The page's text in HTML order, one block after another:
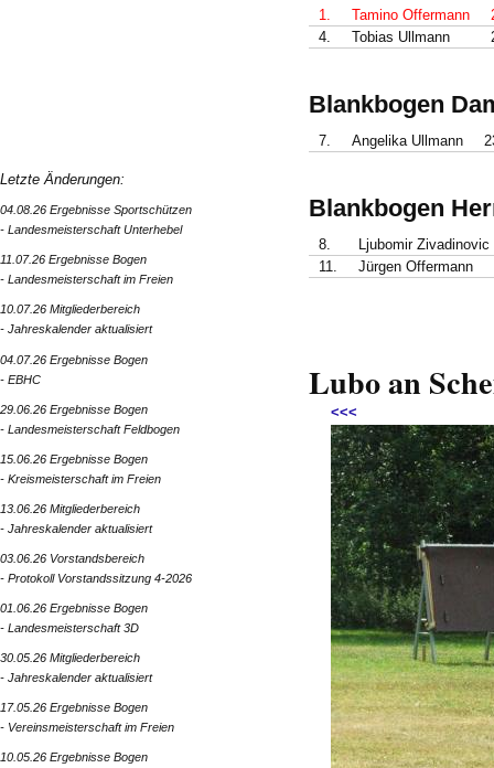
1. Tamino Offermann
4.
Tobias Ullmann
Blankbogen
7. Angelika Ullmann
Blankbogen
8.
Ljubomir Zivadinovic
11.
Jürgen Offermann
Lubo an
<<<
Letzte Änderungen:
04.08.26 Ergebnisse Sportschützen
- Landesmeisterschaft Unterhebel
11.07.26 Ergebnisse Bogen
- Landesmeisterschaft im Freien
10.07.26 Mitgliederbereich
- Jahreskalender aktualisiert
04.07.26 Ergebnisse Bogen
- EBHC
29.06.26 Ergebnisse Bogen
- Landesmeisterschaft Feldbogen
15.06.26 Ergebnisse Bogen
- Kreismeisterschaft im Freien
13.06.26 Mitgliederbereich
- Jahreskalender aktualisiert
03.06.26 Vorstandsbereich
- Protokoll Vorstandssitzung 4-2026
01.06.26 Ergebnisse Bogen
- Landesmeisterschaft 3D
30.05.26 Mitgliederbereich
- Jahreskalender aktualisiert
17.05.26 Ergebnisse Bogen
- Vereinsmeisterschaft im Freien
10.05.26 Ergebnisse Bogen